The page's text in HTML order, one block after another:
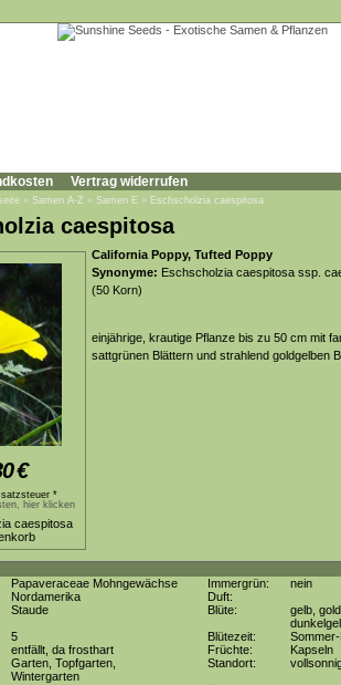
Vertrag widerrufen
» Samen A-Z » Samen E » Eschscholzia caespitosa
caespitosa
€
*
hier klicken
California Poppy, Tufted Poppy
Synonyme: Eschscholzia caespitosa ssp.
(50 Korn)
einjährige, krautige Pflanze bis zu 50 cm mit
sattgrünen Blättern und strahlend goldgelben
Papaveraceae Mohngewächse Immergrün:
nein
Nordamerika
Duft:
Staude Blüte:
gelb,
5 Blütezeit:
entfällt, da frosthart Früchte:
Kapseln
Garten, Topfgarten,
Wintergarten
Standort: